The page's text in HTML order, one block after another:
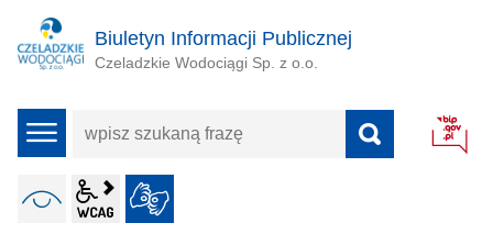
Biuletyn Informacji Publicznej
Czeladzkie Wodociągi Sp. z o.o.
menu
szukaną
WERSJA KONTRASTOWA
wcag2.1